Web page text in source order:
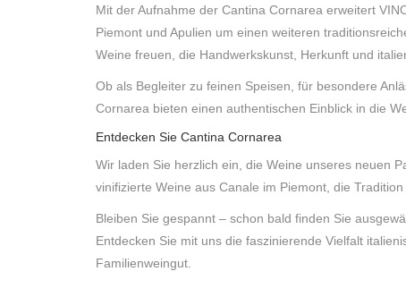
Mit der Aufnahme der Cantina Cornarea erweitert
Piemont und Apulien um einen weiteren
Weine freuen, die Handwerkskunst, Herkunft und
Ob als Begleiter zu feinen Speisen, für besondere
Cornarea bieten einen authentischen Einblick in die
Entdecken Sie Cantina Cornarea
Wir laden Sie herzlich ein, die Weine unseres neuen
vinifizierte Weine aus Canale im Piemont, die
Bleiben Sie gespannt – schon bald finden Sie
Entdecken Sie mit uns die faszinierende Vielfalt
Familienweingut.